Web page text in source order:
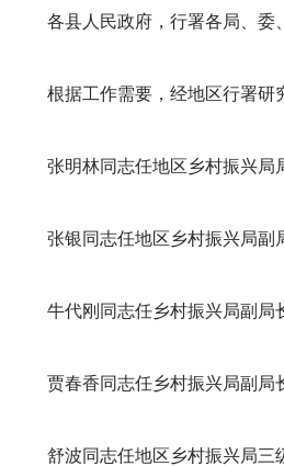
各县人民政府，行署各局、委
根据工作需要，经地区行署研
张明林同志任地区乡村振兴局
张银同志任地区乡村振兴局副
牛代刚同志任乡村振兴局副局
贾春香同志任乡村振兴局副局
舒波同志任地区乡村振兴局三